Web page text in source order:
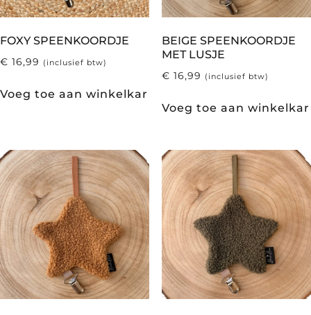
FOXY SPEENKOORDJE
€ 16,99 (inclusief btw)
Voeg toe aan winkelkar
BEIGE SPEENKOORDJE
MET LUSJE
€ 16,99 (inclusief btw)
Voeg toe aan winkelkar